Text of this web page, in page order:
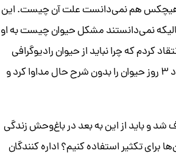
و هیچکس هم نمی‌دانست علت آن چیست. این
نمی‌دانستند مشکل حیوان چیست به او
که چرا نباید از حیوان رادیوگرافی
شود یا آزمایش خون از او گرفته شود. منابع کمک تشخیصی برای چیست؟ مگر می‌شود ۳ روز حیوان را بدون شرح حال مداوا کرد و
باید از این به بعد در باغ‌وحش زندگی
برای تکثیر استفاده کنیم؟ اداره کنندگان